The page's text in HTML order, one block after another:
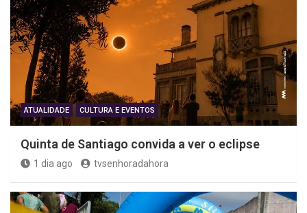
ATUALIDADE CULTURA E EVENTOS
Quinta de Santiago convida a ver o eclipse
1 dia ago tvsenhoradahora